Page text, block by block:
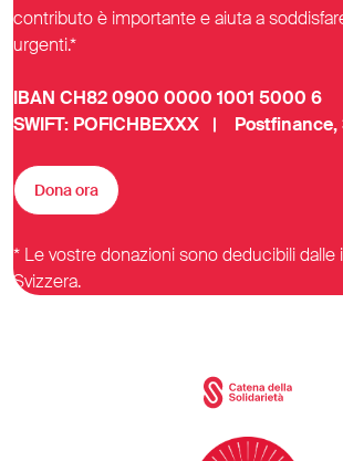
contributo è importante e aiuta a
urgenti.*
IBAN CH82 0900 0000 1001 5000 6
SWIFT: POFICHBEXXX |
Dona ora
* Le vostre donazioni sono deducibili dalle
Svizzera.